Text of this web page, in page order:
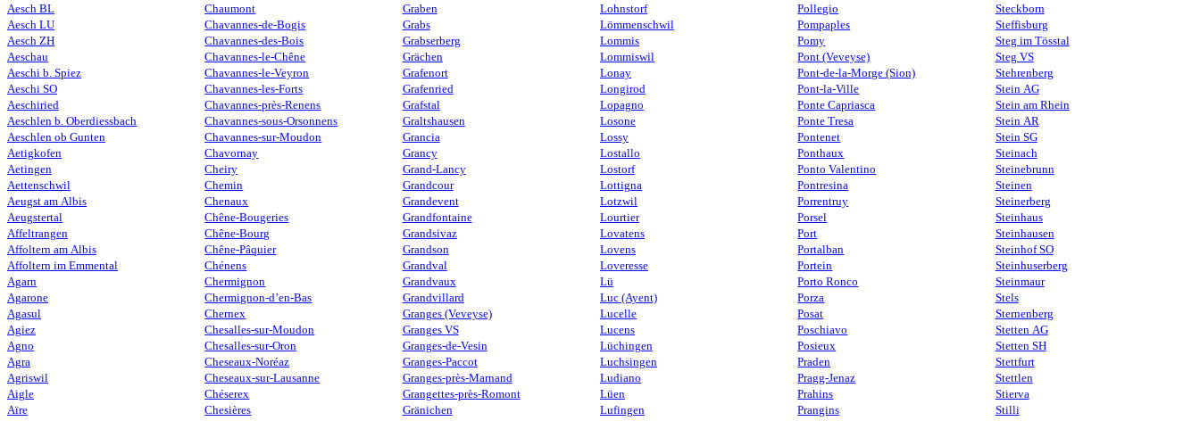
Aesch BL
Aesch LU
Aesch ZH
Aeschau
Aeschi b. Spiez
Aeschi SO
Aeschiried
Aeschlen b. Oberdiessbach
Aeschlen ob Gunten
Aetigkofen
Aetingen
Aettenschwil
Aeugst am Albis
Aeugstertal
Affeltrangen
Affoltern am Albis
Affoltern im Emmental
Agarn
Agarone
Agasul
Agiez
Agno
Agra
Agriswil
Aigle
Aïre
Chaumont
Chavannes-de-Bogis
Chavannes-des-Bois
Chavannes-le-Chêne
Chavannes-le-Veyron
Chavannes-les-Forts
Chavannes-près-Renens
Chavannes-sous-Orsonnens
Chavannes-sur-Moudon
Chavornay
Cheiry
Chemin
Chenaux
Chêne-Bougeries
Chêne-Bourg
Chêne-Pâquier
Chénens
Chermignon
Chermignon-d’en-Bas
Chernex
Chesalles-sur-Moudon
Chesalles-sur-Oron
Cheseaux-Noréaz
Cheseaux-sur-Lausanne
Chéserex
Chesières
Graben
Grabs
Grabserberg
Grächen
Grafenort
Grafenried
Grafstal
Graltshausen
Grancia
Grancy
Grand-Lancy
Grandcour
Grandevent
Grandfontaine
Grandsivaz
Grandson
Grandval
Grandvaux
Grandvillard
Granges (Veveyse)
Granges VS
Granges-de-Vesin
Granges-Paccot
Granges-près-Marnand
Grangettes-près-Romont
Gränichen
Lohnstorf
Lömmenschwil
Lommis
Lommiswil
Lonay
Longirod
Lopagno
Losone
Lossy
Lostallo
Lostorf
Lottigna
Lotzwil
Lourtier
Lovatens
Lovens
Loveresse
Lü
Luc (Ayent)
Lucelle
Lucens
Lüchingen
Luchsingen
Ludiano
Lüen
Lufingen
Pollegio
Pompaples
Pomy
Pont (Veveyse)
Pont-de-la-Morge (Sion)
Pont-la-Ville
Ponte Capriasca
Ponte Tresa
Pontenet
Ponthaux
Ponto Valentino
Pontresina
Porrentruy
Porsel
Port
Portalban
Portein
Porto Ronco
Porza
Posat
Poschiavo
Posieux
Praden
Pragg-Jenaz
Prahins
Prangins
Steckborn
Steffisburg
Steg im Tösstal
Steg VS
Stehrenberg
Stein AG
Stein am Rhein
Stein AR
Stein SG
Steinach
Steinebrunn
Steinen
Steinerberg
Steinhaus
Steinhausen
Steinhof SO
Steinhuserberg
Steinmaur
Stels
Sternenberg
Stetten AG
Stetten SH
Stettfurt
Stettlen
Stierva
Stilli